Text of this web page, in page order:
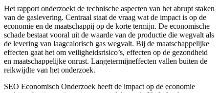
Het rapport onderzoekt de technische aspecten van het abrupt staken
van de gaslevering. Centraal staat de vraag wat de impact is op de
economie en de maatschappij op de korte termijn. De economische
schade bestaat vooral uit de waarde van de productie die wegvalt als
de levering van laagcalorisch gas wegvalt. Bij de maatschappelijke
effecten gaat het om veiligheidsrisico’s, effecten op de gezondheid
en maatschappelijke onrust. Langetermijneffecten vallen buiten de
reikwijdte van het onderzoek.
SEO Economisch Onderzoek heeft de impact op de economie